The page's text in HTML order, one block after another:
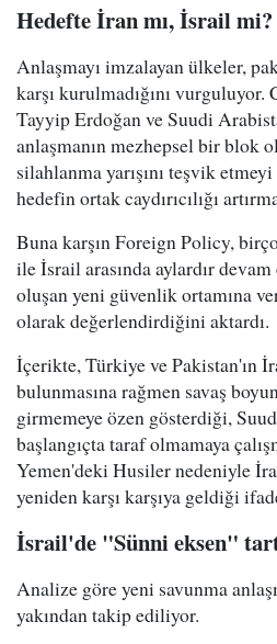
Hedefte İran mı, İsrail mi?
Anlaşmayı imzalayan ülkeler,
karşı kurulmadığını vurguluyor.
Tayyip Erdoğan ve Suudi
anlaşmanın mezhepsel bir blok
silahlanma yarışını teşvik
hedefin ortak caydırıcılığı
Buna karşın Foreign Policy,
ile İsrail arasında aylardır devam
oluşan yeni güvenlik ortamına
olarak değerlendirdiğini aktardı.
İçerikte, Türkiye ve Pakistan'ın
bulunmasına rağmen savaş
girmemeye özen gösterdiği,
başlangıçta taraf olmamaya
Yemen'deki Husiler nedeniyle
yeniden karşı karşıya geldiği
İsrail'de "Sünni eksen"
Analize göre yeni savunma
yakından takip ediliyor.